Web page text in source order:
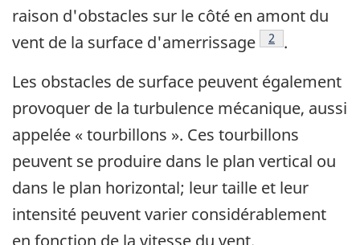
raison d'obstacles sur le côté en amont du
vent de la surface d'amerrissage
Note de bas de
2
.
Les obstacles de surface peuvent également
provoquer de la turbulence mécanique, aussi
appelée « tourbillons ». Ces tourbillons
peuvent se produire dans le plan vertical ou
dans le plan horizontal; leur taille et leur
intensité peuvent varier considérablement